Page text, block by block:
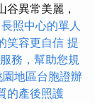
異常美麗，
長照中心的單人
笑容更自信 提
務，幫助您規
園地區台胞證辦
的產後照護